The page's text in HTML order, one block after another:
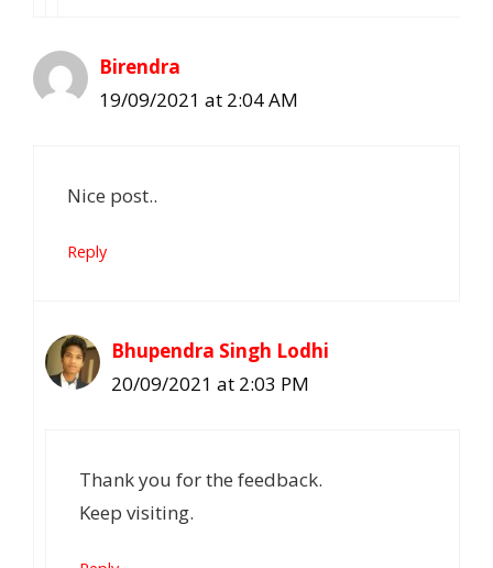
Birendra
19/09/2021 at 2:04 AM
Nice post..
Reply
Bhupendra Singh Lodhi
20/09/2021 at 2:03 PM
Thank you for the feedback.
Keep visiting.